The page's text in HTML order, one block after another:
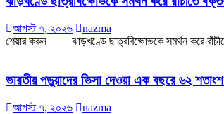
আগস্ট ৭, ২০২৬
nazma
শেয়ার করুন ঝাড়খণ্ডে ছাত্রবিক্ষোভকে সমর্থন করে রাঁচীতে
ভারতীয় পড়ুয়াদের ভিসা দেওয়া এক বছরে ৬২
আগস্ট ৭, ২০২৬ nazma